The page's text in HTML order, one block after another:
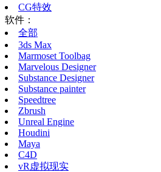
CG特效
软件：
全部
3ds Max
Marmoset Toolbag
Marvelous Designer
Substance Designer
Substance painter
Speedtree
Zbrush
Unreal Engine
Houdini
Maya
C4D
vR虚拟现实